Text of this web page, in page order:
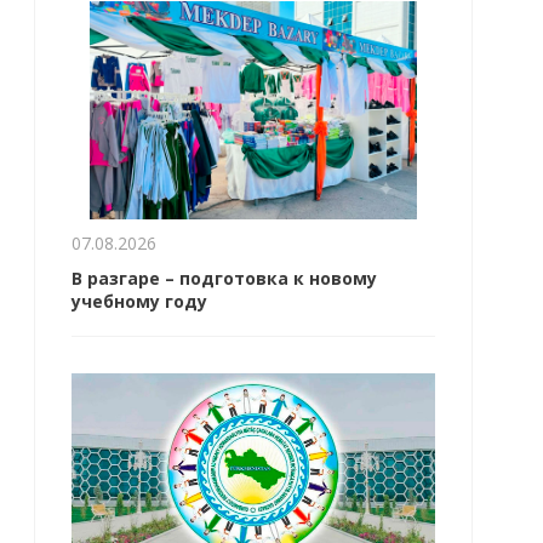
07.08.2026
В разгаре – подготовка к новому
учебному году